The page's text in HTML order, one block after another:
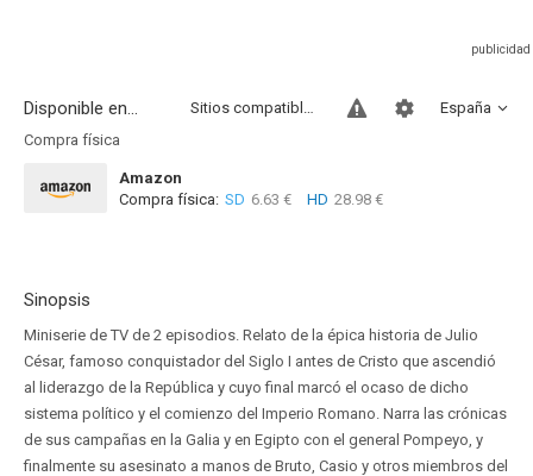
Disponible en... España
Sitios compatibles
Compra física
Amazon
Compra física: SD 6.63 € HD 28.98 €
Sinopsis
Miniserie de TV de 2 episodios. Relato de la épica historia de Julio
César, famoso conquistador del Siglo I antes de Cristo que ascendió
al liderazgo de la República y cuyo final marcó el ocaso de dicho
sistema político y el comienzo del Imperio Romano. Narra las crónicas
de sus campañas en la Galia y en Egipto con el general Pompeyo, y
finalmente su asesinato a manos de Bruto, Casio y otros miembros del